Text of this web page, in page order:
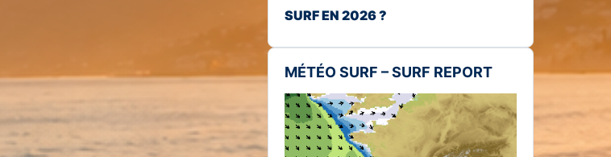
SURF EN 2026 ?
MÉTÉO SURF – SURF REPORT